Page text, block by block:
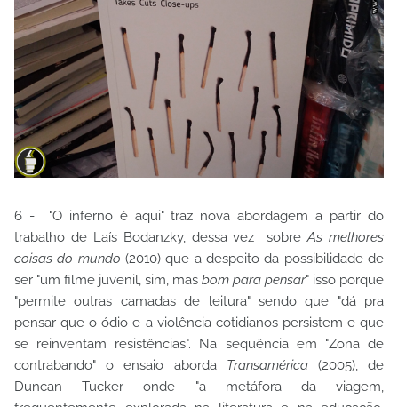
6 - "O inferno é aqui" traz nova abordagem a partir do
trabalho de Laís Bodanzky, dessa vez sobreAs melhores
coisas do mundo (2010) que a despeito da possibilidade de
ser "um filme juvenil, sim, mas bom para pensar" isso porque
"permite outras camadas de leitura" sendo que "dá pra
pensar que o ódio e a violência cotidianos persistem e que
se reinventam resistências". Na sequência em "Zona de
contrabando" o ensaio aborda Transamérica(2005), de
Duncan Tucker onde "a metáfora da viagem,